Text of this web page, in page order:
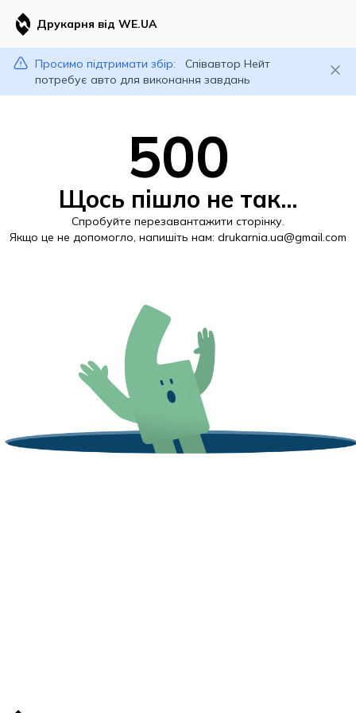
Друкарня від WE.UA
Просимо підтримати збір:
Співавтор Нейт
потребує авто для виконання завдань
500
Щось пішло не так...
Спробуйте перезавантажити сторінку.
Якщо це не допомогло, напишіть нам: drukarnia.ua@gmail.com